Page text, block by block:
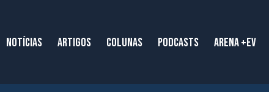
NOTÍCIAS ARTIGOS COLUNAS PODCASTS ARENA +EV